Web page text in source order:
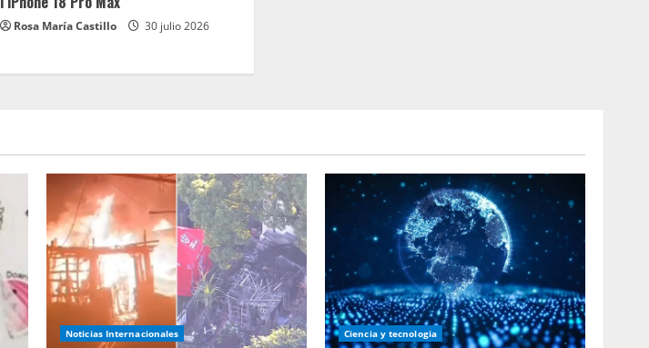
Rosa María Castillo 30 julio 2026
Noticias Internacionales Ciencia y tecnologia